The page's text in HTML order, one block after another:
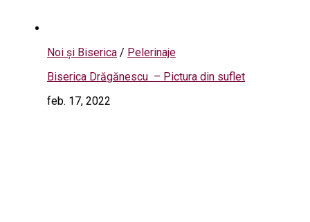
Noi și Biserica / Pelerinaje
Biserica Drăgănescu – Pictura din suflet
feb. 17, 2022